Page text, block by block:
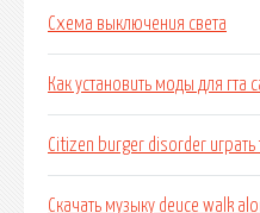
Схема выключения света
Как установить моды для гта
Citizen burger disorder играть
Скачать музыку deuce walk